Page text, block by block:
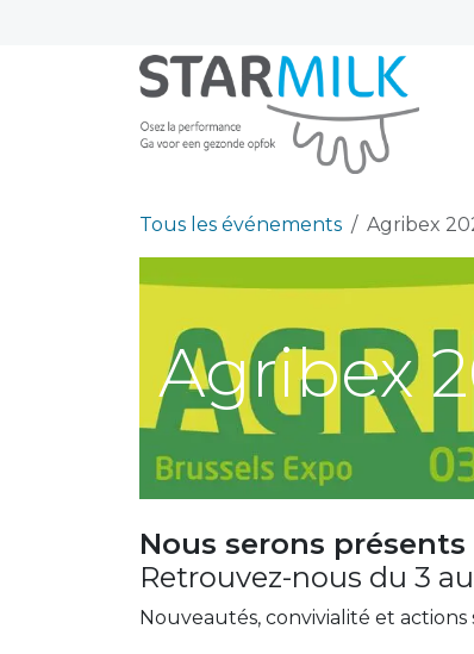
Tous les événements Agribex
Agribex
Nous serons
Retrouvez-nous du 3
Nouveautés, convivialité et